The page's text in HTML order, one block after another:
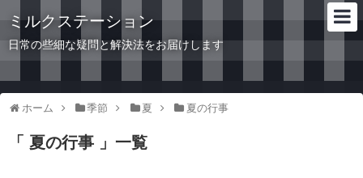
ミルクステーション
日常の些細な疑問と解決法をお届けします
ホーム 季節 夏 夏の行事
「 夏の行事 」一覧